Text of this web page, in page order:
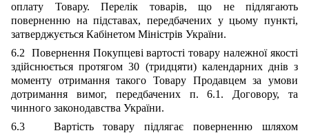
оплату Товару. Перелік товарів, що не підлягають
поверненню на підставах, передбачених у цьому пункті,
затверджується Кабінетом Міністрів України.
6.2 Повернення Покупцеві вартості товару належної якості
здійснюється протягом 30 (тридцяти) календарних днів з
моменту отримання такого Товару Продавцем за умови
дотримання вимог, передбачених п. 6.1. Договору, та
чинного законодавства України.
6.3 Вартість товару підлягає поверненню шляхом